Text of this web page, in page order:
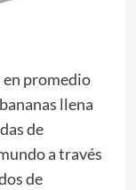
en promedio
llena
de
a través
de